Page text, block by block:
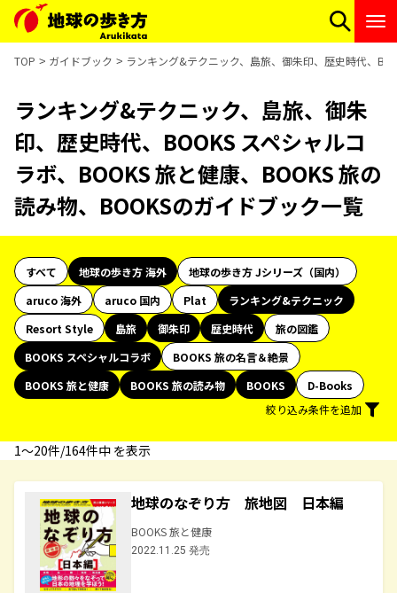
TOP ガイドブック ランキング&テクニック、島旅、御朱印、歴史時代、
ランキング&テクニック、島旅、御朱
印、歴史時代、BOOKS スペシャルコ
ラボ、BOOKS 旅と健康、BOOKS 旅の
読み物、BOOKSのガイドブック一覧
すべて 地球の歩き方 海外
地球の歩き方 Jシリーズ（国内）
aruco 海外
aruco 国内 Plat
ランキング&テクニック
Resort Style
島旅 御朱印 歴史時代
旅の図鑑
BOOKS スペシャルコラボ
BOOKS 旅の名言＆絶景
BOOKS 旅と健康
BOOKS 旅の読み物 BOOKS
D-Books
絞り込み条件を追加
1〜20件/164件中 を表示
地球のなぞり方 旅地図 日本編
BOOKS 旅と健康
2022.11.25 発売